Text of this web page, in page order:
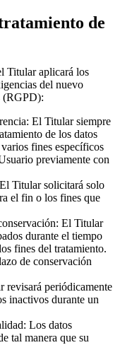
de
Titular aplicará los
del nuevo
(RGPD):
El Titular siempre
de los datos
fines específicos
previamente con
Titular solicitará solo
el fin o los fines que
El Titular
durante el tiempo
fines del tratamiento.
de conservación
revisará periódicamente
inactivos durante un
Los datos
tal manera que su